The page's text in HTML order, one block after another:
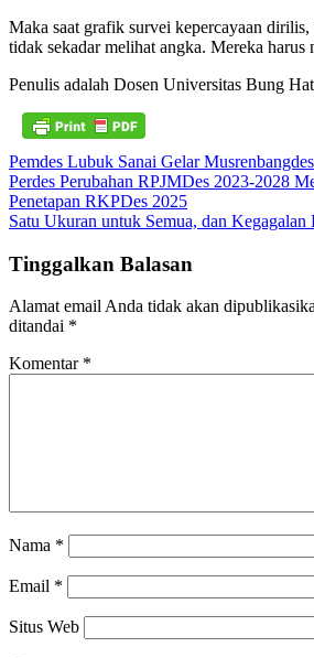
Maka saat grafik survei kepercayaan dirilis,
tidak sekadar melihat angka. Mereka
Penulis adalah Dosen Universitas Bung
Navigasi
pos
Pemdes Lubuk Sanai Gelar
Perdes Perubahan RPJMDes 2023-2028
Penetapan RKPDes 2025
Satu Ukuran untuk Semua, dan
Tinggalkan Balasan
Alamat email Anda tidak akan
ditandai *
Komentar *
Nama *
Email *
Situs Web